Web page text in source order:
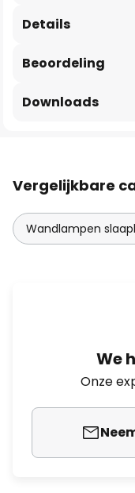
Details
Beoordeling
Downloads
Vergelijkbare
Wandlampen
We
Onze